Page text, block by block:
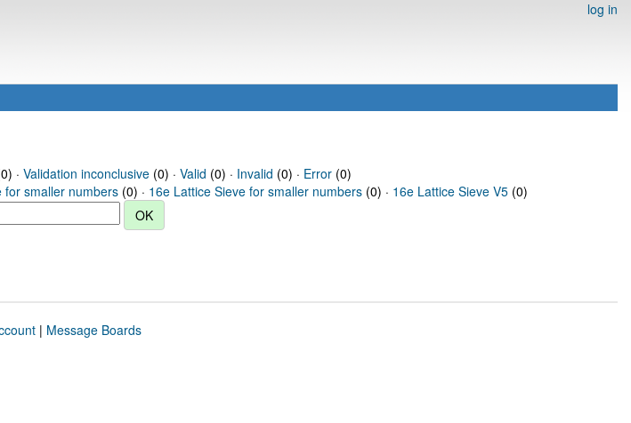
log in
· Validation inconclusive(0) · Valid (0) · Invalid (0) · Error(0)
for smaller numbers (0) · 16e Lattice Sieve for smaller numbers (0) · 16e Lattice Sieve V5 (0)
| Message Boards